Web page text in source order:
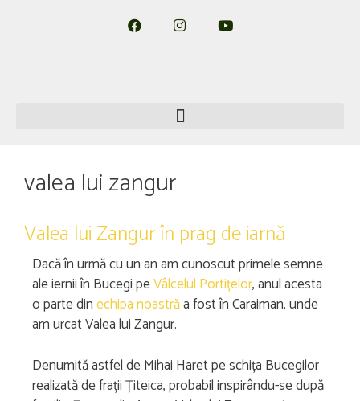
valea lui zangur
Valea lui Zangur în prag de iarnă
Dacă în urmă cu un an am cunoscut primele semne
ale iernii în Bucegi peVâlcelul Portițelor, anul acesta
o parte dinechipa noastrăa fost în Caraiman, unde
am urcat Valea lui Zangur.
Denumită astfel de Mihai Haret pe schița Bucegilor
realizată de frații Țiteica, probabil inspirându-se după